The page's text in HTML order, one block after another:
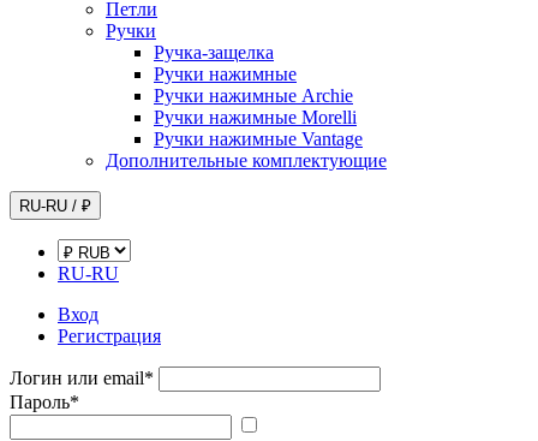
Петли
Ручки
Ручка-защелка
Ручки нажимные
Ручки нажимные Archie
Ручки нажимные Morelli
Ручки нажимные Vantage
Дополнительные комплектующие
RU-RU / ₽
RU-RU
Вход
Регистрация
Логин или email*
Пароль*